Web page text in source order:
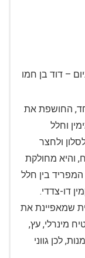
החושפת את
וחלל
ולחצר
והיא מחולקת
המפריד בין חלל
דו-צדדי.
שמאפיינת את
מינרלי, עץ,
לכן גווני